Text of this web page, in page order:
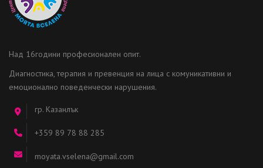
Над 16години професионален опит.
Диагностика, терапия и превенция на лица с комуникативни и
емоционално поведенчески нарушения.
гр. Казанлък
+359 89 78 88 285
moyata.vselena@gmail.com